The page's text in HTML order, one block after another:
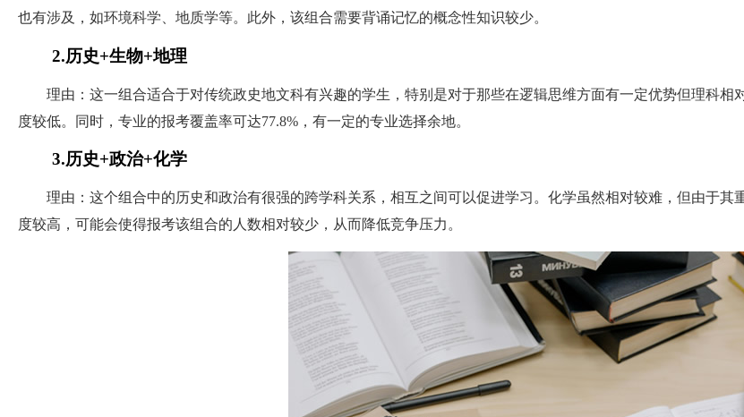
也有涉及，如环境科学、地质学等。此外，该组合需要背诵记忆的概念性知识较少。
2.历史+生物+地理
理由：这一组合适合于对传统政史地文科有兴趣的学生，特别是对于那些在逻辑思维方面有一定优势但理科相
度较低。同时，专业的报考覆盖率可达77.8%，有一定的专业选择余地。
3.历史+政治+化学
理由：这个组合中的历史和政治有很强的跨学科关系，相互之间可以促进学习。化学虽然相对较难，但由于其
度较高，可能会使得报考该组合的人数相对较少，从而降低竞争压力。